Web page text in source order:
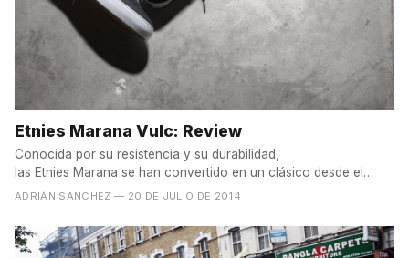
Etnies Marana Vulc: Review
Conocida por su resistencia y su durabilidad,
las Etnies Marana se han convertido en un clásico desde el
momento que...
ADRIÁN SANCHEZ — 20 DE JULIO DE 2014